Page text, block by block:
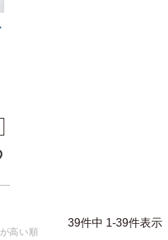
高い順
39件中 1-39件表示